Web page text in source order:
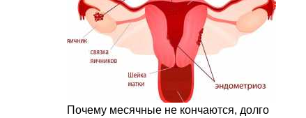
Почему месячные не кончаются, долго